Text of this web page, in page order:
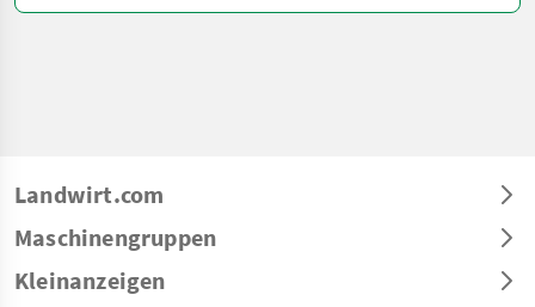
Landwirt.com
Maschinengruppen
Kleinanzeigen